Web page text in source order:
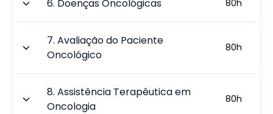
6. Doenças Oncológicas 80h
7.Avaliação do Paciente
Oncológico
80h
8.Assistência Terapêutica em
Oncologia
80h